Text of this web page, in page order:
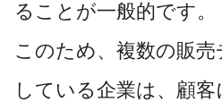
ることが一般的です。
このため、複数の販
している企業は、顧